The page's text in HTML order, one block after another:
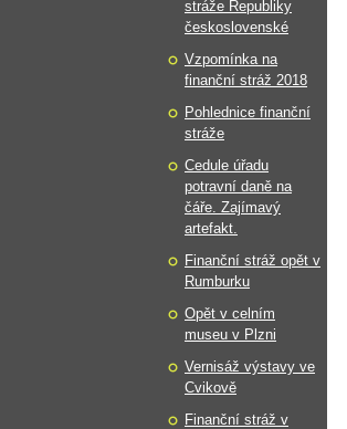
stráže Republiky
československé
Vzpomínka na
finanční stráž 2018
Pohlednice finanční
stráže
Cedule úřadu
potravní daně na
čáře. Zajímavý
artefakt.
Finanční stráž opět v
Rumburku
Opět v celním
museu v Plzni
Vernisáž výstavy ve
Cvikově
Finanční stráž v